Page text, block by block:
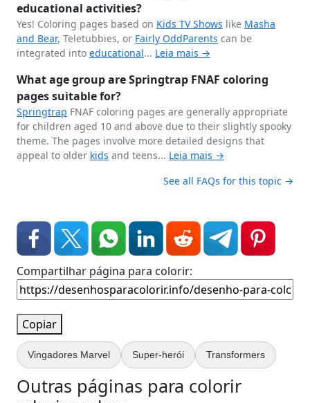
educational activities?
Yes! Coloring pages based on Kids TV Shows like Masha
and Bear, Teletubbies, or Fairly OddParents can be
integrated into educational... Leia mais →
What age group are Springtrap FNAF coloring
pages suitable for?
Springtrap FNAF coloring pages are generally appropriate
for children aged 10 and above due to their slightly spooky
theme. The pages involve more detailed designs that
appeal to older kids and teens... Leia mais →
See all FAQs for this topic →
Compartilhar página para colorir:
Copiar
Vingadores Marvel Super-herói Transformers
Outras páginas para colorir